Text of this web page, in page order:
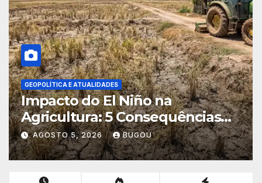
SEGUROS E PROTEÇÃO CARTÕES DE CRÉDITO
Seguro financiamento
climático: 5 benefícios
essenciais
AGOSTO 4, 2026 BUGOU